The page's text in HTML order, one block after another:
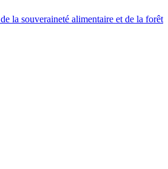
la souveraineté alimentaire et de la forêt